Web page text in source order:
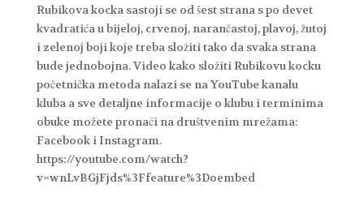
Rubikova kocka sastoji se od šest strana s po devet
kvadratića u bijeloj, crvenoj, narančastoj, plavoj, žutoj
i zelenoj boji koje treba složiti tako da svaka strana
bude jednobojna. Video kako složiti Rubikovu kocku
početnička metoda nalazi se na YouTube kanalu
kluba a sve detaljne informacije o klubu i terminima
obuke možete pronaći na društvenim mrežama:
Facebook i Instagram.
https://youtube.com/watch?
v=wnLvBGjFjds%3Ffeature%3Doembed